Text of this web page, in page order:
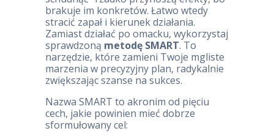
brakuje im konkretów. Łatwo wtedy
stracić zapał i kierunek działania.
Zamiast działać po omacku, wykorzystaj
sprawdzoną metodę SMART. To
narzędzie, które zamieni Twoje mgliste
marzenia w precyzyjny plan, radykalnie
zwiększając szanse na sukces.
Nazwa SMART to akronim od pięciu
cech, jakie powinien mieć dobrze
sformułowany cel: